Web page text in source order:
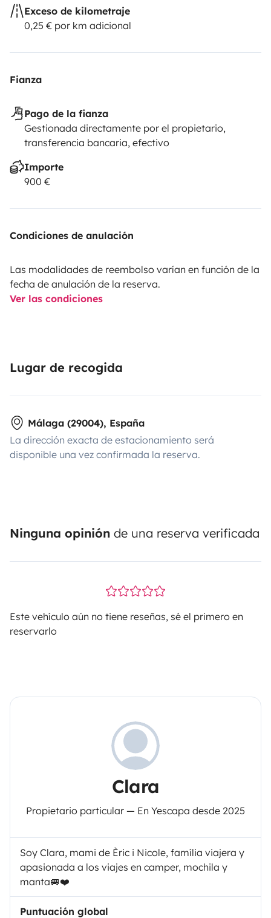
Exceso de kilometraje
0,25 € por km adicional
Fianza
Pago de la fianza
Gestionada directamente por el propietario,
transferencia bancaria, efectivo
Importe
900 €
Condiciones de anulación
Las modalidades de reembolso varían en función de la
fecha de anulación de la reserva.
Ver las condiciones
Lugar de recogida
Málaga (29004), España
La dirección exacta de estacionamiento será
disponible una vez confirmada la reserva.
Ninguna opinión de una reserva verificada
Este vehículo aún no tiene reseñas, sé el primero en
reservarlo
Clara
Propietario particular — En Yescapa desde 2025
Soy Clara, mami de Èric i Nicole, família viajera y
apasionada a los viajes en camper, mochila y
manta🚐❤️
Puntuación global